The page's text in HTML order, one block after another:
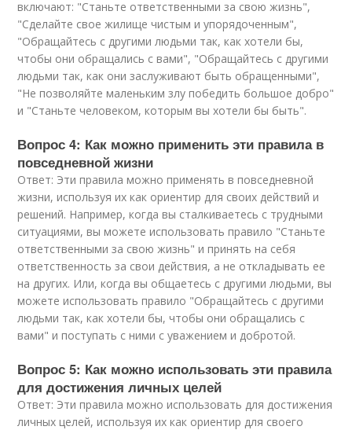
включают: "Станьте ответственными за свою жизнь",
"Сделайте свое жилище чистым и упорядоченным",
"Обращайтесь с другими людьми так, как хотели бы,
чтобы они обращались с вами", "Обращайтесь с другими
людьми так, как они заслуживают быть обращенными",
"Не позволяйте маленьким злу победить большое добро"
и "Станьте человеком, которым вы хотели бы быть".
Вопрос 4: Как можно применить эти правила в
повседневной жизни
Ответ: Эти правила можно применять в повседневной
жизни, используя их как ориентир для своих действий и
решений. Например, когда вы сталкиваетесь с трудными
ситуациями, вы можете использовать правило "Станьте
ответственными за свою жизнь" и принять на себя
ответственность за свои действия, а не откладывать ее
на других. Или, когда вы общаетесь с другими людьми, вы
можете использовать правило "Обращайтесь с другими
людьми так, как хотели бы, чтобы они обращались с
вами" и поступать с ними с уважением и добротой.
Вопрос 5: Как можно использовать эти правила
для достижения личных целей
Ответ: Эти правила можно использовать для достижения
личных целей, используя их как ориентир для своего